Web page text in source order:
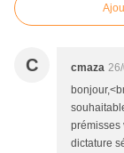
C cmaza
prémisses
dictature